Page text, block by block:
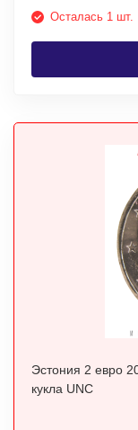
Осталась 1 шт.
Эстония 2 евро
кукла UNC